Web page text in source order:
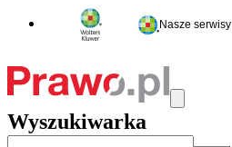
Nasze serwisy
Wyszukiwarka